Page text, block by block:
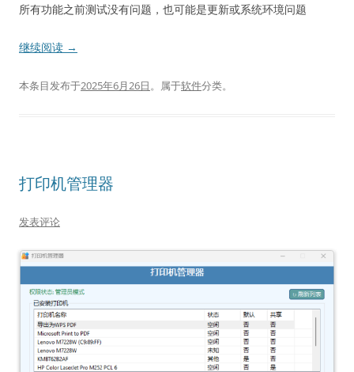
所有功能之前测试没有问题，也可能是更新或系统环境问题
继续阅读 →
本条目发布于2025年6月26日 。属于软件分类。
打印机管理器
发表评论